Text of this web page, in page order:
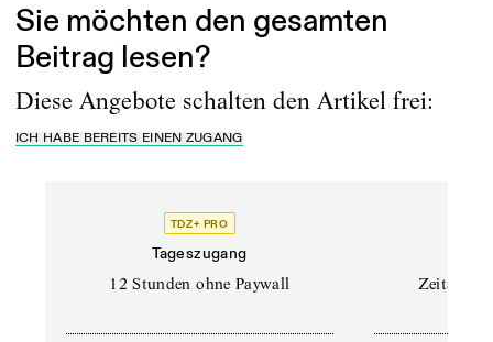
Sie möchten den gesamten
Beitrag lesen?
Diese Angebote schalten den Artikel frei:
ICH HABE BEREITS EINEN ZUGANG
TDZ+ PRO
Tageszugang
12 Stunden ohne Paywall